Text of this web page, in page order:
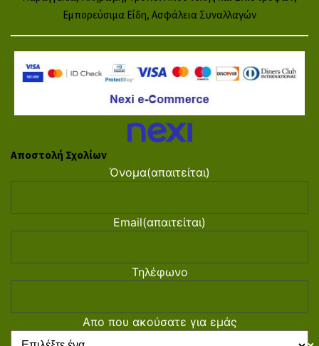
Εμπορεύσιμα Είδη, Ασφάλεια Συναλλαγών
Αποστολή Σχολίων
Όνομα(απαιτείται)
Email(απαιτείται)
Τηλέφωνο
Απο που ακούσατε για εμάς